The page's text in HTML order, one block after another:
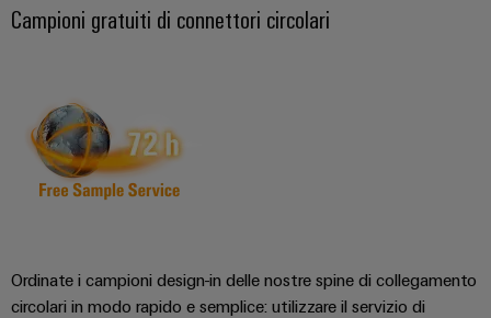
Campioni gratuiti di connettori circolari
Ordinate i campioni design-in delle nostre spine di collegamento
circolari in modo rapido e semplice: utilizzare il servizio di